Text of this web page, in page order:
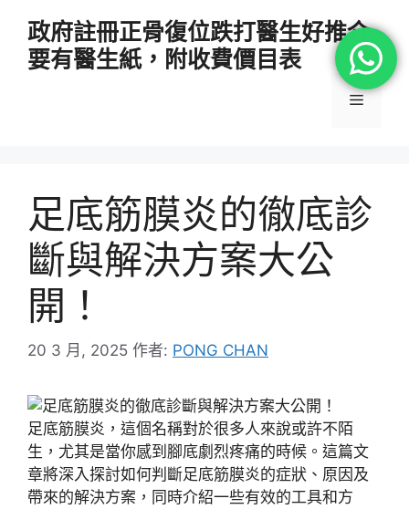
政府註冊正骨復位跌打醫生好推介
要有醫生紙，附收費價目表
選
足底筋膜炎的徹底診
斷與解決方案大公
開！
20 3 月, 2025 作者: PONG CHAN
足底筋膜炎，這個名稱對於很多人來說或許不陌
生，尤其是當你感到腳底劇烈疼痛的時候。這篇文
章將深入探討如何判斷足底筋膜炎的症狀、原因及
帶來的解決方案，同時介紹一些有效的工具和方